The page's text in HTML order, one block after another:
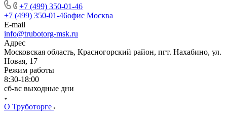
+7 (499) 350-01-46
+7 (499) 350-01-46офис Москва
E-mail
info@trubotorg-msk.ru
Адрес
Московская область, Красногорский район, пгт. Нахабино, ул.
Новая, 17
Режим работы
8:30-18:00
сб-вс выходные дни
О Труботорге